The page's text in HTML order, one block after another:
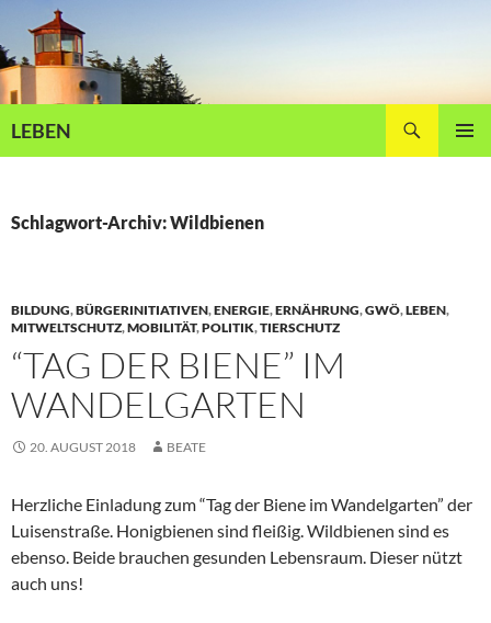
Inhalt
springen
LEBEN
Schlagwort-Archiv: Wildbienen
BILDUNG,BÜRGERINITIATIVEN,ENERGIE,ERNÄHRUNG,GWÖ,LEBEN,
MITWELTSCHUTZ,MOBILITÄT,POLITIK,TIERSCHUTZ
“TAG DER BIENE” IM
WANDELGARTEN
20. AUGUST 2018 BEATE
Herzliche Einladung zum “Tag der Biene im Wandelgarten” der
Luisenstraße. Honigbienen sind fleißig. Wildbienen sind es
ebenso. Beide brauchen gesunden Lebensraum. Dieser nützt
auch uns!